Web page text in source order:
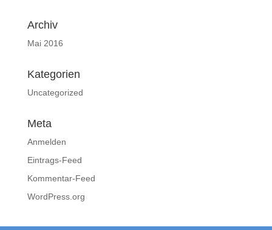
Archiv
Mai 2016
Kategorien
Uncategorized
Meta
Anmelden
Eintrags-Feed
Kommentar-Feed
WordPress.org